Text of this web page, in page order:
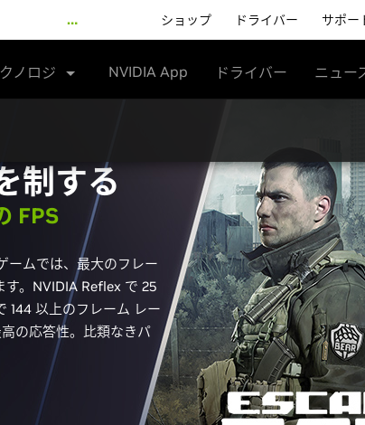
… ショップ ドライバー サポー
ノロジ NVIDIA App ドライバー ニュー
制する
FPS
ームでは、最大のフレー
す。NVIDIA Reflex で 25
144 以上のフレーム レー
の応答性。比類なきパ